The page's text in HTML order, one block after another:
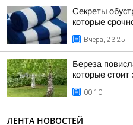
Секреты
которые
Вчера, 23:25
Береза
которые
00:10
ЛЕНТА НОВОСТЕЙ